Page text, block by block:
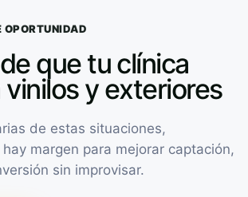
OPORTUNIDAD
que tu clínica
y exteriores
de estas situaciones,
margen para mejorar captación,
sin improvisar.